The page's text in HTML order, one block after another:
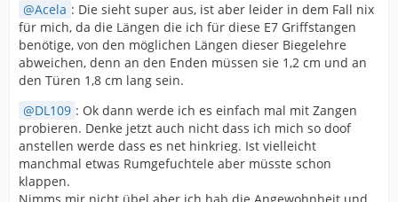
Acela : Die sieht super aus, ist aber leider in dem Fall nix
für mich, da die Längen die ich für diese E7 Griffstangen
benötige, von den möglichen Längen dieser Biegelehre
abweichen, denn an den Enden müssen sie 1,2 cm und an
den Türen 1,8 cm lang sein.
DL109 : Ok dann werde ich es einfach mal mit Zangen
probieren. Denke jetzt auch nicht dass ich mich so doof
anstellen werde dass es net hinkrieg. Ist vielleicht
manchmal etwas Rumgefuchtele aber müsste schon
klappen.